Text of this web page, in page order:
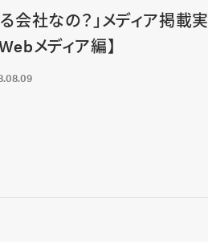
会社なの？」メディア掲載実
メディア編】